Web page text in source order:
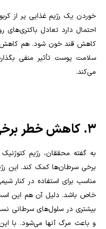
خوردن یک رژیم غذایی پر از
احتمال دارد تعادل باکتری‌های
کاهش قند خون شود. هم کاهش
سلامت پوست تأثیر منفی
می‌کند.
3. کاهش خطر برخی از سرطان‌ها
به گفته محققان، رژیم
برخی سرطان‌ها کمک کند. این
مناسب برای استفاده در کنار
خاص باشد. دلیل آن هم این است
بیشتری در سلول‌های سرطانی
و باعث مرگ آنها می‌شود. با